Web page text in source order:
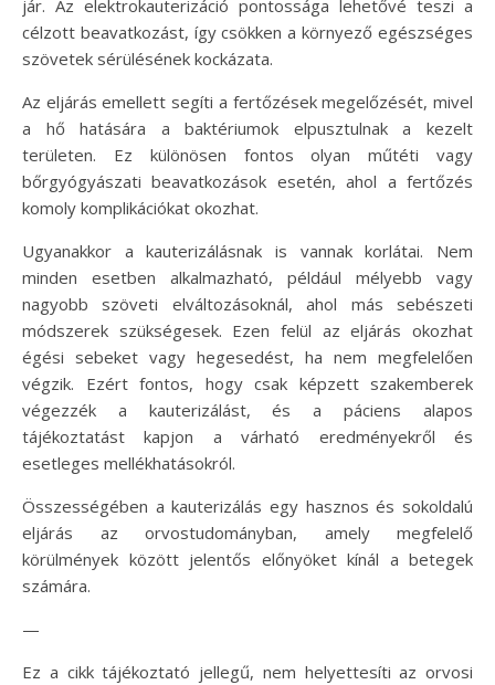
jár. Az elektrokauterizáció pontossága lehetővé teszi a
célzott beavatkozást, így csökken a környező egészséges
szövetek sérülésének kockázata.
Az eljárás emellett segíti a fertőzések megelőzését, mivel
a hő hatására a baktériumok elpusztulnak a kezelt
területen. Ez különösen fontos olyan műtéti vagy
bőrgyógyászati beavatkozások esetén, ahol a fertőzés
komoly komplikációkat okozhat.
Ugyanakkor a kauterizálásnak is vannak korlátai. Nem
minden esetben alkalmazható, például mélyebb vagy
nagyobb szöveti elváltozásoknál, ahol más sebészeti
módszerek szükségesek. Ezen felül az eljárás okozhat
égési sebeket vagy hegesedést, ha nem megfelelően
végzik. Ezért fontos, hogy csak képzett szakemberek
végezzék a kauterizálást, és a páciens alapos
tájékoztatást kapjon a várható eredményekről és
esetleges mellékhatásokról.
Összességében a kauterizálás egy hasznos és sokoldalú
eljárás az orvostudományban, amely megfelelő
körülmények között jelentős előnyöket kínál a betegek
számára.
—
Ez a cikk tájékoztató jellegű, nem helyettesíti az orvosi